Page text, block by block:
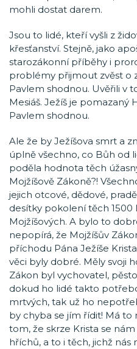
mohli dostat darem.
Jsou to lidé, kteří vyšli z
křesťanství. Stejně, jako
starozákonní příběhy i
problémy přijmout zvěst o
Pavlem shodnou. Uvěřili v
Mesiáš. Ježíš je pomazaný
Pavlem shodnou.
Ale že by Ježíšova smrt a
úplně všechno, co Bůh od
poděla hodnota těch
Mojžíšově Zákoně?!
jejich otcové, dědové,
desítky pokolení těch 1500
Mojžíšových. A bylo to
nepopírá, že Mojžíšův
příchodu Pána Ježíše
věci byly dobré. Měly svoji
Zákon byl vychovatel,
dokud ho lidé takto
mrtvých, tak už ho
by chyba se jím řídit! Má to
tom, že skrze Krista se
hříchů, a to i těch, jichž